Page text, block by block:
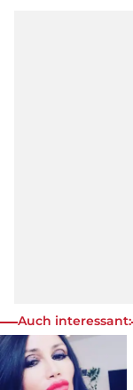
Auch interessant: